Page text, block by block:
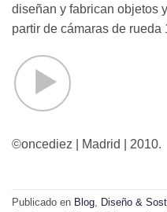
diseñan y fabrican objetos
partir de cámaras de rueda
©oncediez | Madrid | 2010.
Publicado en Blog, Diseño &